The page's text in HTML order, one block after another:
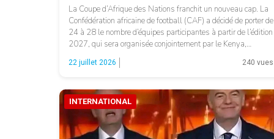
La Coupe d’Afrique des Nations franchit un nouveau cap. La
Confédération africaine de football (CAF) a décidé de porter de
24 à 28 le nombre d’équipes participantes à partir de l’édition
2027, qui sera organisée conjointement par le Kenya,
l’Ouganda et la Tanzanie. Cette réforme, annoncée par le
président de la CAF, Patrice Motsepe, […]
22 juillet 2026 240 vues
INTERNATIONAL